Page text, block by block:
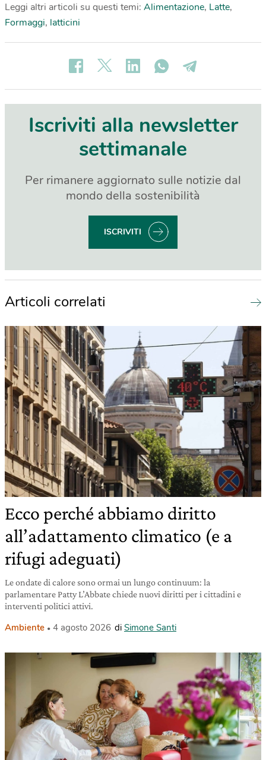
Leggi altri articoli su questi temi: Alimentazione, Latte,
Formaggi, latticini
Iscriviti alla newsletter
settimanale
Per rimanere aggiornato sulle notizie dal
mondo della sostenibilità
ISCRIVITI
Articoli correlati
Ecco perché abbiamo diritto
all’adattamento climatico (e a
rifugi adeguati)
Le ondate di calore sono ormai un lungo continuum: la
parlamentare Patty L’Abbate chiede nuovi diritti per i cittadini e
interventi politici attivi.
Ambiente 4 agosto 2026 di Simone Santi